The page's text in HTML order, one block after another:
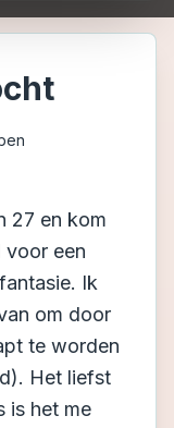
27 en kom
voor een
Ik
om door
te worden
Het liefst
is het me